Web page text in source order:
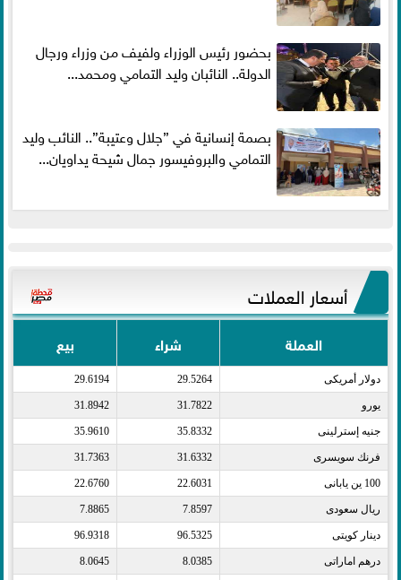
بحضور رئيس الوزراء ولفيف من وزراء ورجال
الدولة.. النائبان وليد التمامي ومحمد...
بصمة إنسانية في ”جلال وعتيبة”.. النائب وليد
التمامي والبروفيسور جمال شيحة يداويان...
أسعار العملات
العملة شراء بيع
دولار أمريكى​ 29.5264
29.6194
يورو​ 31.7822
31.8942
جنيه إسترلينى​ 35.8332
35.9610
فرنك سويسرى​ 31.6332
31.7363
100 ين يابانى​ 22.6031
22.6760
ريال سعودى​ 7.8597
7.8865
دينار كويتى​ 96.5325
96.9318
درهم اماراتى​ 8.0385
8.0645